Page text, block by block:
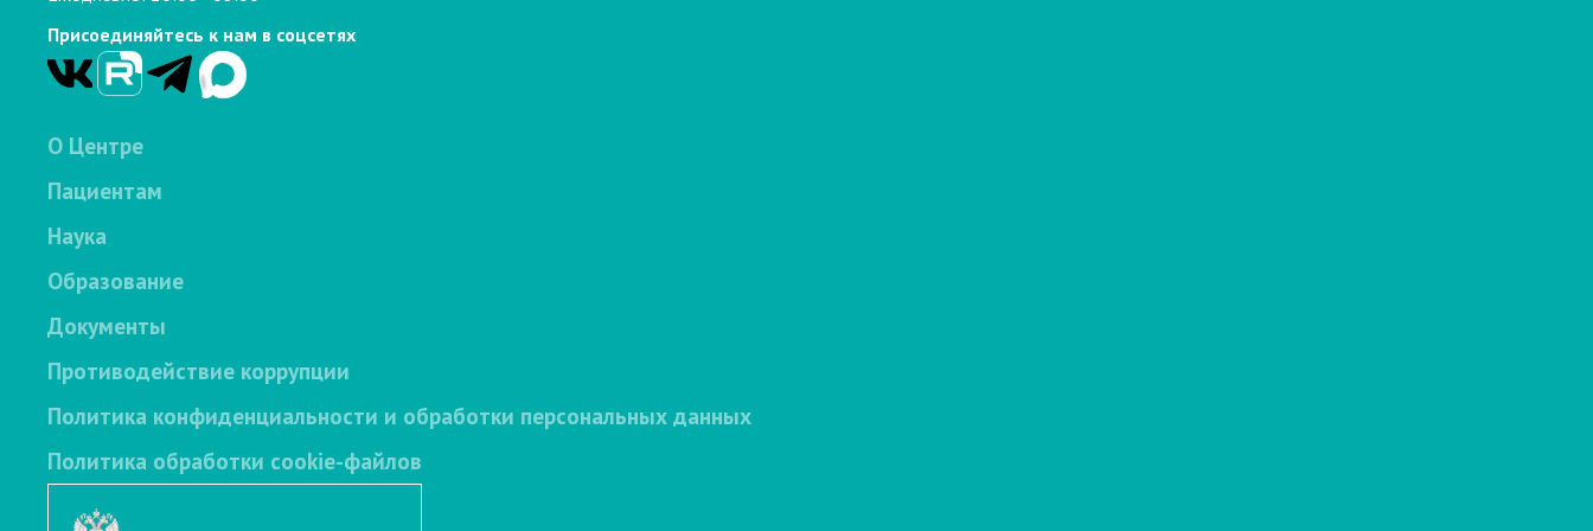
Присоединяйтесь к нам в соцсетях
О Центре
Пациентам
Наука
Образование
Документы
Противодействие коррупции
Политика конфиденциальности и обработки персональных данных
Политика обработки cookie-файлов